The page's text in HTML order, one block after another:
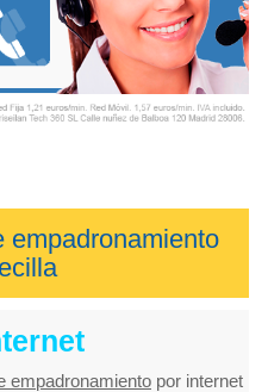
empadronamiento
empadronamiento por internet